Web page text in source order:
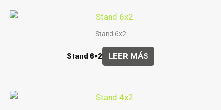
Stand 6x2
Stand 6×2 LEER MÁS